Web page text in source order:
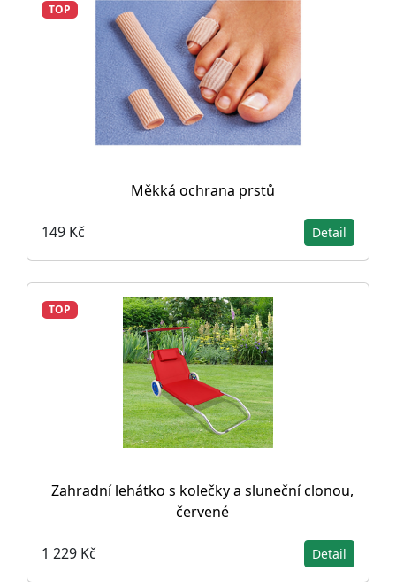
TOP
Měkká ochrana prstů
149 Kč Detail
TOP
Zahradní lehátko s kolečky a sluneční clonou,
červené
1 229 Kč Detail